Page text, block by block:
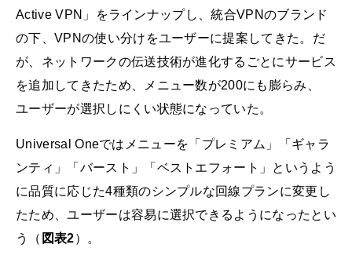
Active VPN」をラインナップし、統合VPNのブランド
の下、VPNの使い分けをユーザーに提案してきた。だ
が、ネットワークの伝送技術が進化するごとにサービス
を追加してきたため、メニュー数が200にも膨らみ、
ユーザーが選択しにくい状態になっていた。
Universal Oneではメニューを「プレミアム」「ギャラ
ンティ」「バースト」「ベストエフォート」というよう
に品質に応じた4種類のシンプルな回線プランに変更し
たため、ユーザーは容易に選択できるようになったとい
う（ 図表2）。